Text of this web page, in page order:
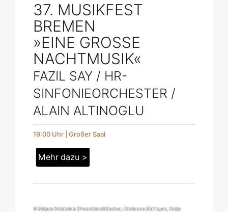
© Jörg Grosse-Geldermann (»Tribute to Esbjörn Svensson Trio«)
37. MUSIKFEST
BREMEN
»EINE GROSSE N
ACHTMUSIK«
FAZIL SAY / HR-
SINFONIEORCHESTER /
ALAIN ALTINOGLU
19:00 Uhr | Großer Saal
Mehr dazu >
© Mirjam Knickriem (Franziska Hölscher, Marianna Shirinyan, Katja